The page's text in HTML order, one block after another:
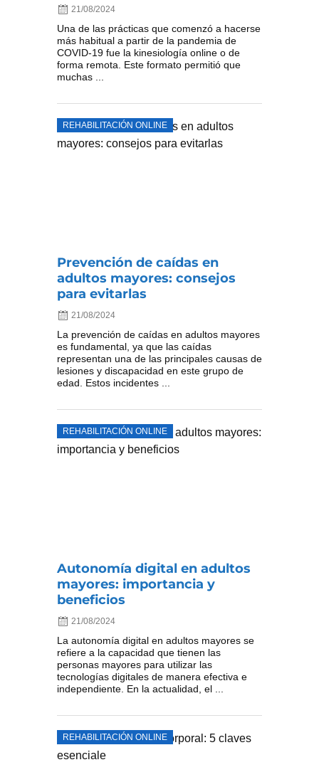
21/08/2024
Una de las prácticas que comenzó a hacerse
más habitual a partir de la pandemia de
COVID-19 fue la kinesiología online o de
forma remota. Este formato permitió que
muchas ...
REHABILITACIÓN ONLINE
Prevención de caídas en
adultos mayores: consejos
para evitarlas
21/08/2024
La prevención de caídas en adultos mayores
es fundamental, ya que las caídas
representan una de las principales causas de
lesiones y discapacidad en este grupo de
edad. Estos incidentes ...
REHABILITACIÓN ONLINE
Autonomía digital en adultos
mayores: importancia y
beneficios
21/08/2024
La autonomía digital en adultos mayores se
refiere a la capacidad que tienen las
personas mayores para utilizar las
tecnologías digitales de manera efectiva e
independiente. En la actualidad, el ...
REHABILITACIÓN ONLINE